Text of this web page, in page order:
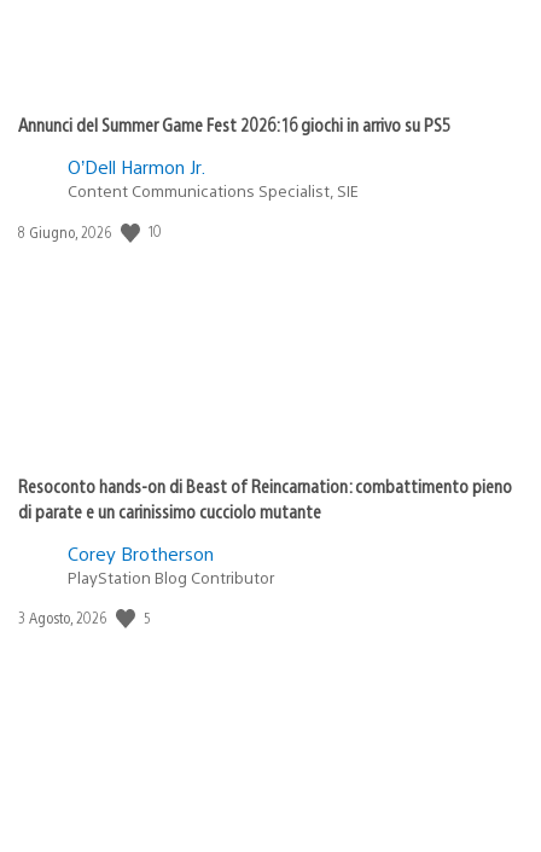
Annunci del Summer Game Fest 2026: 16 giochi in arrivo su PS5
O’Dell Harmon Jr.
Content Communications Specialist, SIE
Data
8 Giugno, 2026 10
Resoconto hands-on di Beast of Reincarnation: combattimento pieno
di parate e un carinissimo cucciolo mutante
Corey Brotherson
PlayStation Blog Contributor
Data
3 Agosto, 2026 5